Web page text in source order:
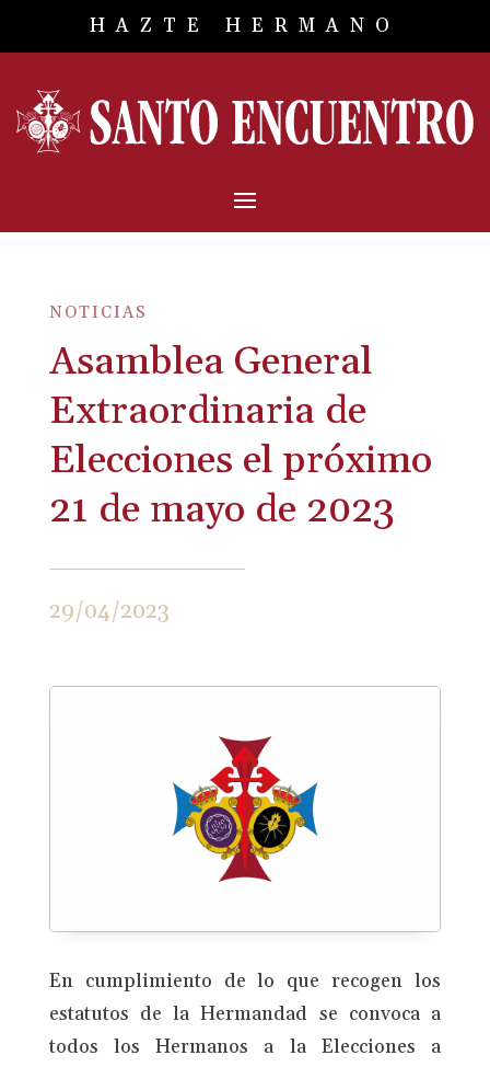
HAZTE HERMANO
NOTICIAS
Asamblea General
Extraordinaria de
Elecciones el próximo
21 de mayo de 2023
29/04/2023
En cumplimiento de lo que recogen los
estatutos de la Hermandad se convoca a
todos los Hermanos a la Elecciones a